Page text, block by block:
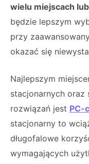
wielu miejscach
będzie lepszym
przy
okazać się
Najlepszym
stacjonarnych oraz
rozwiązań jest PC-
stacjonarny to
długofalowe
wymagających